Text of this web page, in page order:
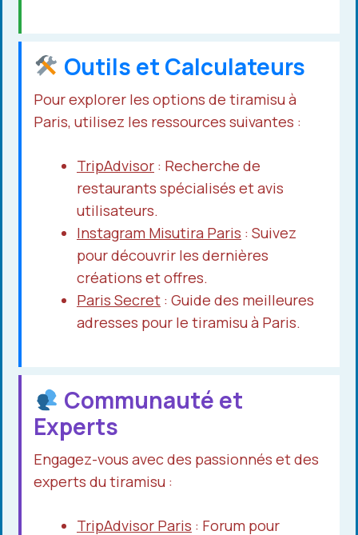
Outils et Calculateurs
Pour explorer les options de tiramisu à
Paris, utilisez les ressources suivantes :
TripAdvisor : Recherche de
restaurants spécialisés et avis
utilisateurs.
Instagram Misutira Paris : Suivez
pour découvrir les dernières
créations et offres.
Paris Secret : Guide des meilleures
adresses pour le tiramisu à Paris.
Communauté et
Experts
Engagez-vous avec des passionnés et des
experts du tiramisu :
TripAdvisor Paris : Forum pour